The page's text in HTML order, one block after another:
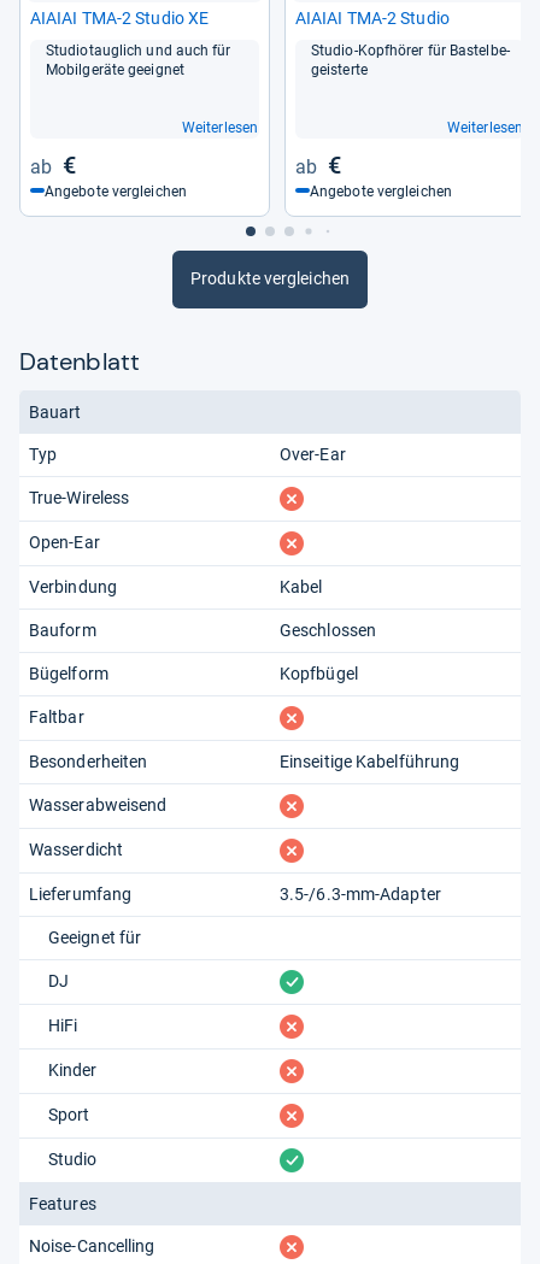
AIAIAI TMA-​2 Stu­dio XE
Stu­dio­taug­lich und auch für
Mobil­ge­räte geeig­net
Weiterlesen
€
Angebote vergleichen
AIAIAI TMA-​2 Stu­dio
Stu­dio-​Kopf­hö­rer für Bas­tel­be­
geis­terte
Weiterlesen
€
Angebote vergleichen
Produkte vergleichen
Datenblatt
Bauart
Typ Over-Ear
True-Wireless fehlt
Open-Ear fehlt
Verbindung Kabel
Bauform Geschlossen
Bügelform Kopfbügel
Faltbar fehlt
Besonderheiten Einseitige Kabelführung
Wasserabweisend fehlt
Wasserdicht fehlt
Lieferumfang 3.5-/6.3-mm-Adapter
Geeignet für
DJ vorhanden
HiFi fehlt
Kinder fehlt
Sport fehlt
Studio vorhanden
Features
Noise-Cancelling fehlt